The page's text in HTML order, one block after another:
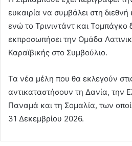
ευκαιρία να συμβάλει στη
ενώ το Τρινιντάντ και Τομπάγκο
εκπροσωπήσει την Ομάδα
Καραϊβικής στο Συμβούλιο.
Τα νέα μέλη που θα εκλεγούν
αντικαταστήσουν τη Δανία, την
Παναμά και τη Σομαλία, των
31 Δεκεμβρίου 2026.